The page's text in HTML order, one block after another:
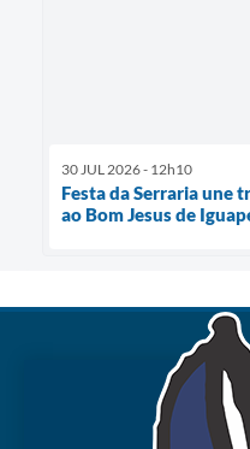
30 JUL 2026 - 12h10
Festa da Serraria une
ao Bom Jesus de